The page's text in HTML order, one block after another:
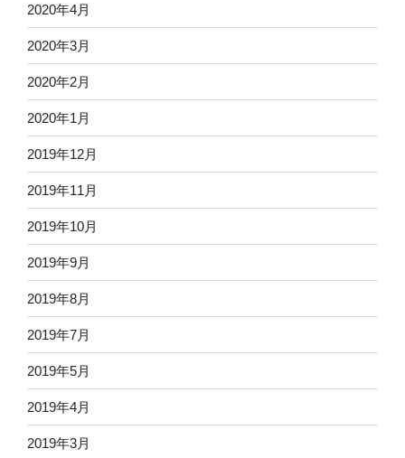
2020年4月
2020年3月
2020年2月
2020年1月
2019年12月
2019年11月
2019年10月
2019年9月
2019年8月
2019年7月
2019年5月
2019年4月
2019年3月